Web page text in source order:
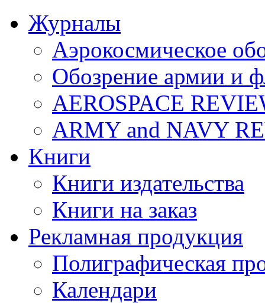
Журналы
Аэрокосмическое
Обозрение армии и
AEROSPACE
ARMY and NAVY
Книги
Книги издательства
Книги на заказ
Рекламная продукция
Полиграфическая
Календари